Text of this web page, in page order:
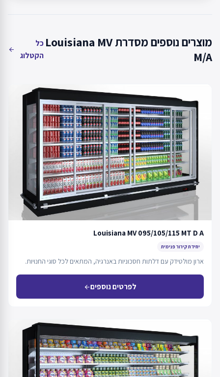
מוצרים נוספים מסדרת Louisiana MV
M/A
כל
הקטלוג
arrow_back
Louisiana MV 095/105/115 MT D A
יחידת קירור פנימית
ארון מולטידק עם דלתות חסכוניות באנרגיה, המתאים לכל סוגי החנויות.
לפרטים נוספיםarrow_back